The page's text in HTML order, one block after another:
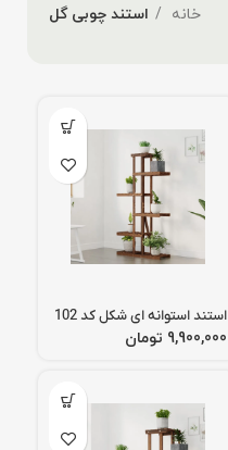
خانه استند چوبی گل
استند استوانه ای شکل کد 102
تومان